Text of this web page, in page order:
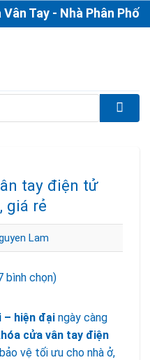
- Nhà Phân Phối &
tay điện tử
giá rẻ
Lam
bình chọn)
– hiện đại ngày càng
cửa vân tay điện
vệ tối ưu cho nhà ở,